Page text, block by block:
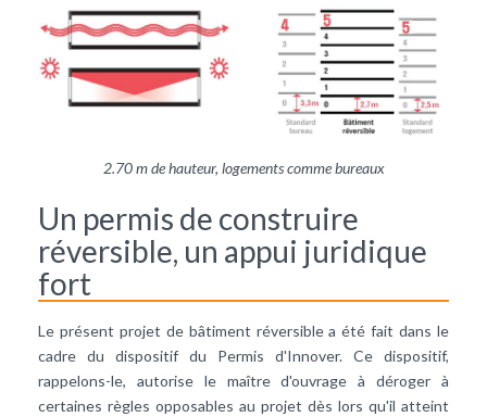
2.70 m de hauteur, logements comme bureaux
Un permis de construire
réversible, un appui juridique
fort
Le présent projet de bâtiment réversible a été fait dans le
cadre du dispositif du Permis d'Innover. Ce dispositif,
rappelons-le, autorise le maître d'ouvrage à déroger à
certaines règles opposables au projet dès lors qu'il atteint